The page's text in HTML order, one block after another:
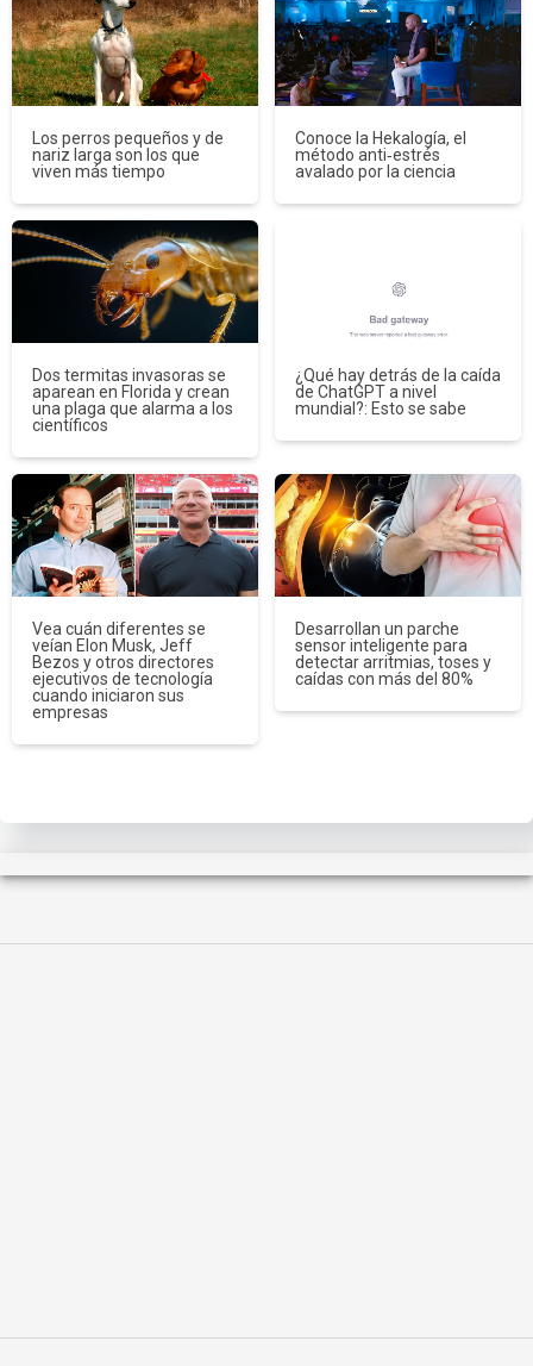
Los perros pequeños y de
nariz larga son los que
viven más tiempo
Conoce la Hekalogía, el
método anti‑estrés
avalado por la ciencia
Dos termitas invasoras se
aparean en Florida y crean
una plaga que alarma a los
científicos
¿Qué hay detrás de la caída
de ChatGPT a nivel
mundial?: Esto se sabe
Vea cuán diferentes se
veían Elon Musk, Jeff
Bezos y otros directores
ejecutivos de tecnología
cuando iniciaron sus
empresas
Desarrollan un parche
sensor inteligente para
detectar arritmias, toses y
caídas con más del 80%